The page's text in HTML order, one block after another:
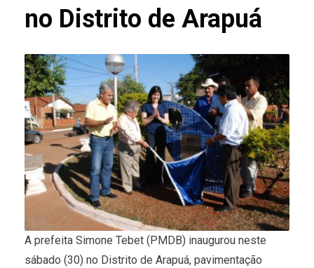
no Distrito de Arapuá
A prefeita Simone Tebet (PMDB) inaugurou neste
sábado (30) no Distrito de Arapuá, pavimentação